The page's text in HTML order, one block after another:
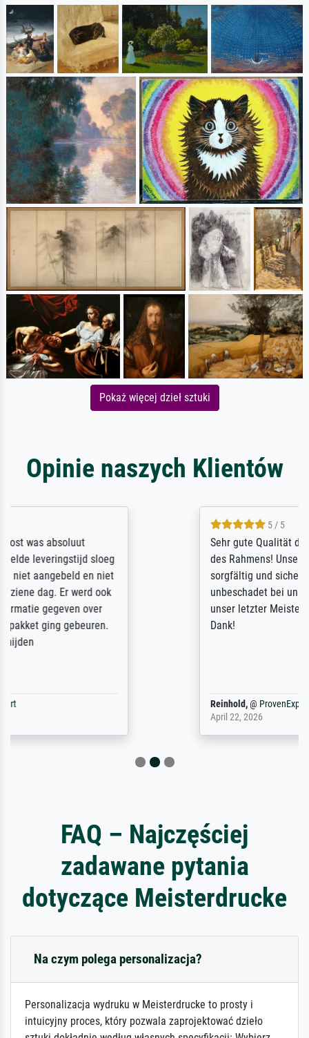
Pokaż więcej dzieł sztuki
Opinie naszych Klientów
Sehr gute Qualität des Leinwanddrucks und
des Rahmens! Unser Bild wurde sehr
sorgfältig und sicher verpackt, so dass es
unbeschadet bei uns ankam. Es wird nicht
unser letzter Meisterdruck sein. Vielen
Dank!
FAQ – Najczęściej
zadawane pytania
dotyczące Meisterdrucke
Na czym polega personalizacja?
Personalizacja wydruku w Meisterdrucke to prosty i
intuicyjny proces, który pozwala zaprojektować dzieło